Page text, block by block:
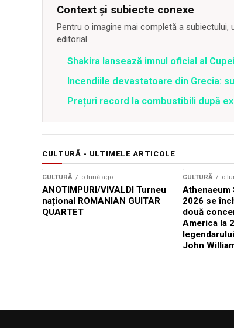
Context și subiecte conexe
Pentru o imagine mai completă a
editorial.
Shakira lansează imnul oficial al
Incendiile devastatoare din Grecia:
Prețuri record la combustibili după
CULTURĂ - ULTIMELE ARTICOLE
CULTURĂ o lună ago
ANOTIMPURI/VIVALDI Turneu
național ROMANIAN GUITAR
QUARTET
CULTURĂ o
Athenaeum
2026 se
două
America la
John